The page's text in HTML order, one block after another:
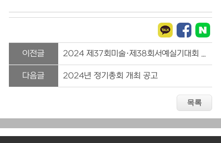
이전글 2024 제37회미술·제38회서예실기대회 입상자 명단 (첨부파일)
다음글 2024년 정기총회 개최 공고